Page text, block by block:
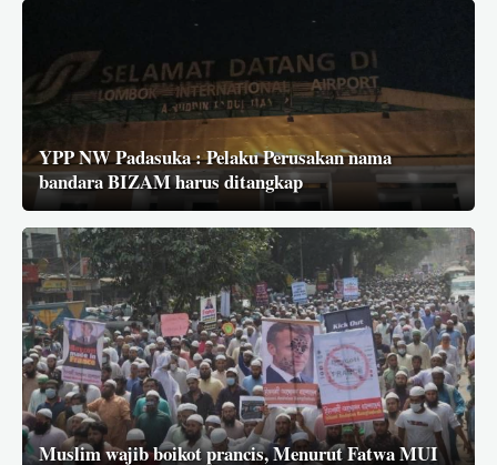
YPP NW Padasuka : Pelaku Perusakan nama
bandara BIZAM harus ditangkap
Muslim wajib boikot prancis, Menurut Fatwa MUI